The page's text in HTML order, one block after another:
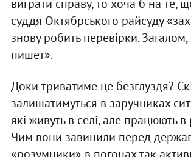
виграти справу, то хоча б на те,
суддя Октябрського райсуду
знову робить перевірки.
пишет».
Доки триватиме це безглуздя?
залишатимуться в заручниках
які живуть в селі, але працюють
Чим вони завинили перед